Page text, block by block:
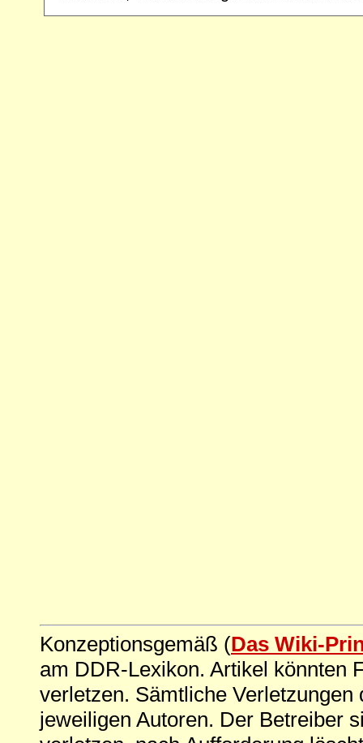
Konzeptionsgemäß (Das Wiki-
am DDR-Lexikon. Artikel könnten
verletzen. Sämtliche
jeweiligen Autoren. Der Betreiber